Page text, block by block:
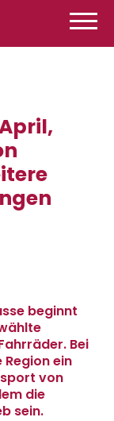
beginnt
Bei
ein
von
die
sein.